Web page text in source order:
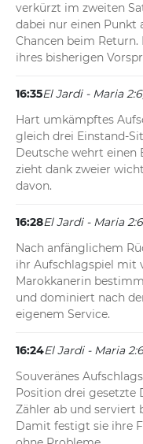
verkürzt im zweiten
dabei nur einen Punkt
Chancen beim
ihres bisherigen
16:35El Jardi - Maria
Hart umkämpftes
gleich drei Einstand-
Deutsche wehrt einen
zieht dank zweier
davon.
16:28El Jardi - Maria
Nach anfänglichem
ihr Aufschlagspiel mit
Marokkanerin
und dominiert nach
eigenem Service.
16:24El Jardi - Maria
Souveränes
Position drei gesetzte
Zähler ab und serviert
Damit festigt sie ihre